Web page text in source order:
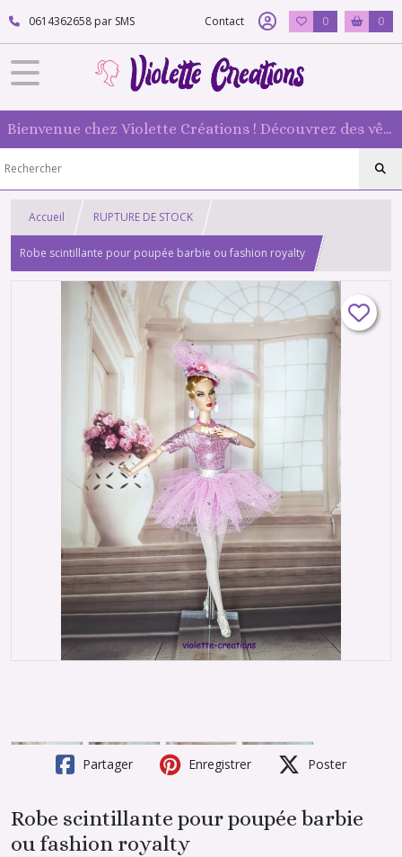
0614362658 par SMS Contact 0 0
Bienvenue chez Violette Créations ! Découvrez des vêtements faits main pour vos poupées mannequin : originaux et 100 % fabriqués en France
Accueil RUPTURE DE STOCK
Robe scintillante pour poupée barbie ou fashion royalty
Partager Enregistrer Poster
Robe scintillante pour poupée barbie
ou fashion royalty